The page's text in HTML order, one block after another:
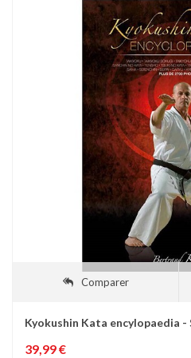
Comparer
Kyokushin Kata encylopaedia -
39,99 €